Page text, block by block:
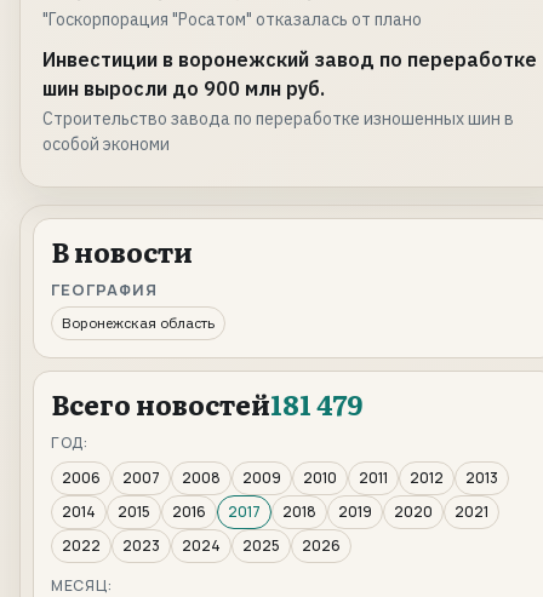
"Госкорпорация "Росатом" отказалась от плано
Инвестиции в воронежский завод по переработке
шин выросли до 900 млн руб.
Строительство завода по переработке изношенных шин в
особой экономи
В новости
ГЕОГРАФИЯ
Воронежская область
Всего новостей181 479
ГОД:
2006
2007 2008 2009 2010 2011 2012
2013
2014
2015 2016 2017 2018 2019 2020
2021
2022
2023 2024 2025
2026
МЕСЯЦ: